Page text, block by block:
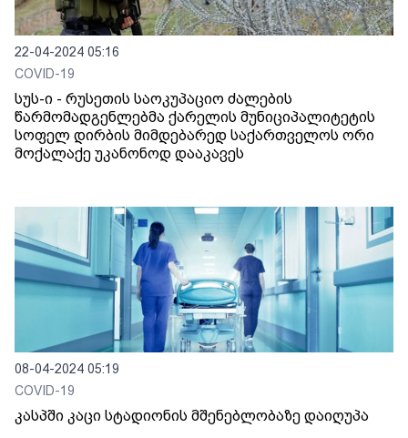
22-04-2024 05:16
COVID-19
სუს-ი - რუსეთის საოკუპაციო ძალების
წარმომადგენლებმა ქარელის მუნიციპალიტეტის
სოფელ დირბის მიმდებარედ საქართველოს ორი
მოქალაქე უკანონოდ დააკავეს
08-04-2024 05:19
COVID-19
კასპში კაცი სტადიონის მშენებლობაზე დაიღუპა